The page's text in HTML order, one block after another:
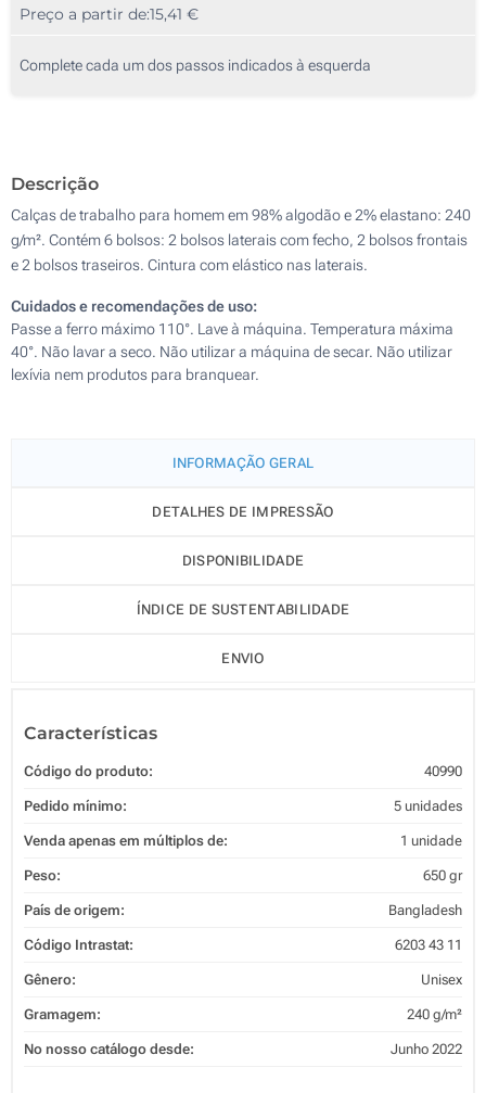
Calcular preço
Preço a partir de:15,41 €
Complete cada um dos passos indicados à esquerda
Descrição
Calças de trabalho para homem em 98% algodão e 2% elastano: 240
g/m². Contém 6 bolsos: 2 bolsos laterais com fecho, 2 bolsos frontais
e 2 bolsos traseiros. Cintura com elástico nas laterais.
Cuidados e recomendações de uso:
Passe a ferro máximo 110°. Lave à máquina. Temperatura máxima
40°. Não lavar a seco. Não utilizar a máquina de secar. Não utilizar
lexívia nem produtos para branquear.
INFORMAÇÃO GERAL
DETALHES DE IMPRESSÃO
DISPONIBILIDADE
ÍNDICE DE SUSTENTABILIDADE
ENVIO
Características
Código do produto: 40990
Pedido mínimo: 5 unidades
Venda apenas em múltiplos de: 1 unidade
Peso: 650 gr
País de origem: Bangladesh
Código Intrastat: 6203 43 11
Gênero: Unisex
Gramagem: 240 g/m²
No nosso catálogo desde: Junho 2022